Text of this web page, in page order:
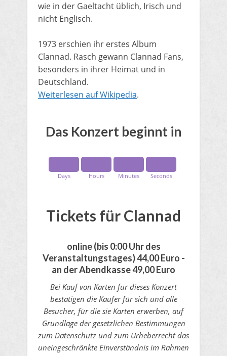
wie in der Gaeltacht üblich, Irisch und
nicht Englisch.
1973 erschien ihr erstes Album
Clannad. Rasch gewann Clannad Fans,
besonders in ihrer Heimat und in
Deutschland.
Weiterlesen auf Wikipedia.
​Das Konzert beginnt in
Days Hours Minutes Seconds
​Tickets für Clannad
online(bis 0:00 Uhr des
Veranstaltungstages)44,00 Euro​ -
an der Abendkasse ​49,00 Euro
Bei Kauf von Karten für dieses Konzert
bestätigen die Käufer für sich und alle
Besucher, für die sie Karten erwerben, auf
Grundlage der gesetzlichen Bestimmungen
zum Datenschutz und zum Urheberrecht das
uneingeschränkte Einverständnis im Rahmen